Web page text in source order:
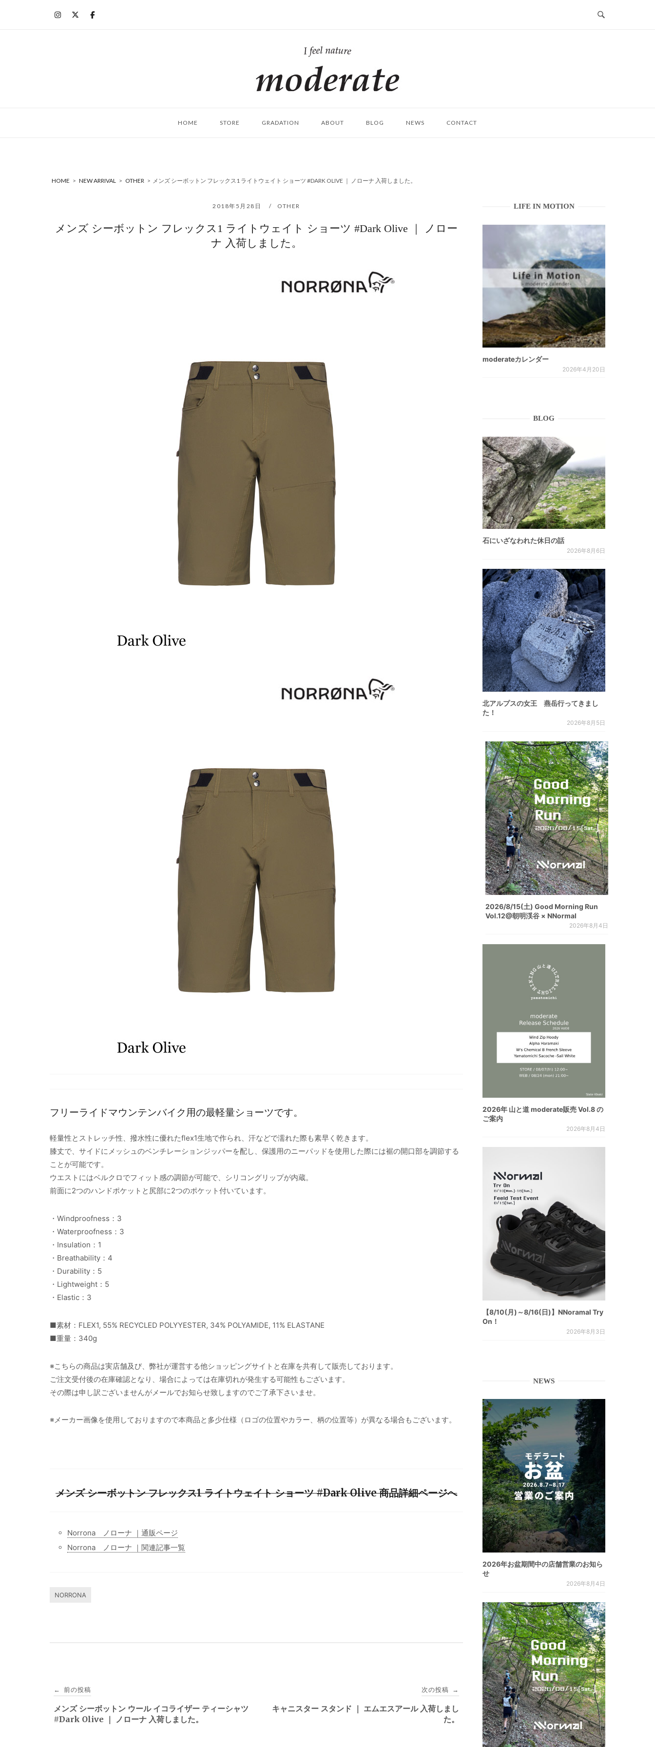
ム
HOME STORE GRADATION ABOUT BLOG NEWS CONTACT
HOME > NEW ARRIVAL > OTHER > メンズ シーボットン フレックス1 ライトウェイト ショーツ #DARK OLIVE ｜ ノローナ 入荷しました。
2018年5月28日 OTHER
メンズ シーボットン フレックス1 ライトウェイト ショーツ #Dark Olive ｜ ノロー
ナ 入荷しました。
フリーライドマウンテンバイク用の最軽量ショーツです。
軽量性とストレッチ性、撥水性に優れたflex1生地で作られ、汗などで濡れた際も素早く乾きます。
膝丈で、サイドにメッシュのベンチレーションジッパーを配し、保護用のニーパッドを使用した際には裾の開口部を調節する
ことが可能です。
ウエストにはベルクロでフィット感の調節が可能で、シリコングリップが内蔵。
前面に2つのハンドポケットと尻部に2つのポケット付いています。
・Windproofness：3
・Waterproofness：3
・Insulation：1
・Breathability：4
・Durability：5
・Lightweight：5
・Elastic：3
■素材：FLEX1, 55% RECYCLED POLYYESTER, 34% POLYAMIDE, 11% ELASTANE
■重量：340g
※こちらの商品は実店舗及び、弊社が運営する他ショッピングサイトと在庫を共有して販売しております。
ご注文受付後の在庫確認となり、場合によっては在庫切れが発生する可能性もございます。
その際は申し訳ございませんがメールでお知らせ致しますのでご了承下さいませ。
※メーカー画像を使用しておりますので本商品と多少仕様（ロゴの位置やカラー、柄の位置等）が異なる場合もございます。
メンズ シーボットン フレックス1 ライトウェイト ショーツ #Dark Olive 商品詳細ページへ
Norrona ノローナ ｜通販ページ
Norrona ノローナ ｜関連記事一覧
NORRONA
稿
ナ
← 前の投稿
メンズ シーボットン ウール イコライザー ティーシャツ
#Dark Olive ｜ ノローナ 入荷しました。
次の投稿 →
キャニスター スタンド ｜ エムエスアール 入荷しまし
た。
LIFE IN MOTION
moderateカレンダー
2026年4月20日
BLOG
石にいざなわれた休日の話
2026年8月6日
北アルプスの女王 燕岳行ってきまし
た！
2026年8月5日
2026/8/15(土) Good Morning Run
Vol.12@朝明渓谷 × NNormal
2026年8月4日
2026年 山と道 moderate販売 Vol.8 の
ご案内
2026年8月4日
【8/10(月)～8/16(日)】NNoramal Try
On！
2026年8月3日
NEWS
2026年お盆期間中の店舗営業のお知ら
せ
2026年8月4日